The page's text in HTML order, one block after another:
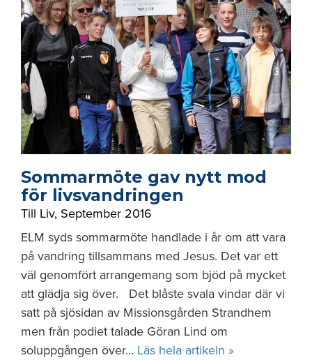
Sommarmöte gav nytt mod
för livsvandringen
Till Liv, September 2016
ELM syds sommarmöte handlade i år om att vara
på vandring tillsammans med Jesus. Det var ett
väl genomfört arrangemang som bjöd på mycket
att glädja sig över. Det blåste svala vindar där vi
satt på sjösidan av Missionsgården Strandhem
men från podiet talade Göran Lind om
soluppgången över… Läs hela artikeln »